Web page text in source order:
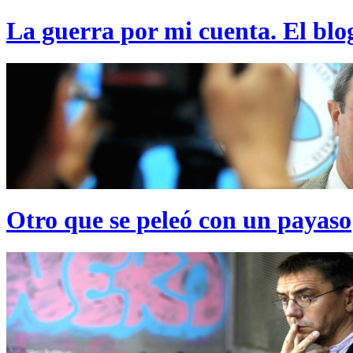
La guerra por mi cuenta. El
Otro que se peleó con un payaso